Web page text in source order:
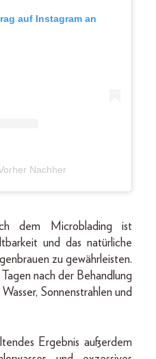
auf Instagram an
Nachher
dem Microblading ist
und das natürliche
zu gewährleisten.
nach der Behandlung
Sonnenstrahlen und
Ergebnis außerdem